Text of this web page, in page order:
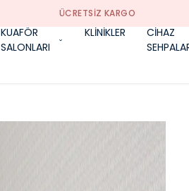
ÜCRETSIZ KARGO
KUAFÖR
SALONLARI
KLİNİKLER
CİHAZ